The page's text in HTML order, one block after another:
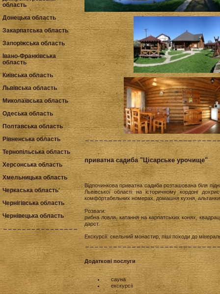
область
Донецька область
Закарпатська область
Запоріжська область
Івано-Франківська
область
Київська область
Львівська область
Миколаївська область
Одеська область
Полтавська область
Рівненська область
Тернопільська область
Херсонська область
Хмельницька область
Черкаська область
Чернігівська область
Чернівецька область
приватна садиба "Цісарське урочище"
Відпочинкова приватна садиба розташована біля
Львівської області на історичному кордоні
комфортабельних номерах, домашня кухня,
Розваги:
рибна ловля, катання на карпатських конях,
дарст.
Екскурсії: скельний монастир, піші походи до
Додаткові послуги
сауна
екскурсії